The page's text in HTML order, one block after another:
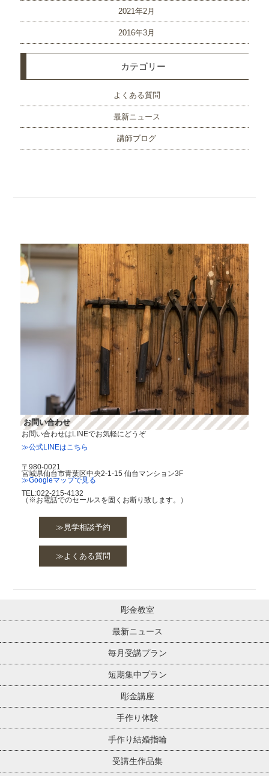
2021年2月
2016年3月
カテゴリー
よくある質問
最新ニュース
講師ブログ
お問い合わせ
お問い合わせはLINEでお気軽にどうぞ
≫公式LINEはこちら
〒980-0021
宮城県仙台市青葉区中央2-1-15 仙台マンション3F
≫Googleマップで見る
TEL:022-215-4132
（※お電話でのセールスを固くお断り致します。）
≫見学相談予約
≫よくある質問
彫金教室
最新ニュース
毎月受講プラン
短期集中プラン
彫金講座
手作り体験
手作り結婚指輪
受講生作品集